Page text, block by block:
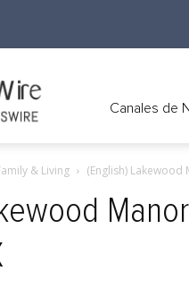
Canales de
& Living (English) Lakewood